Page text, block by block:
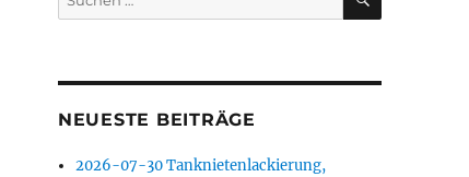
nach:
NEUESTE BEITRÄGE
2026-07-30 Tanknietenlackierung,